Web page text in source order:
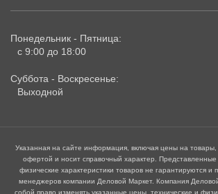
Понедельник - Пятница:
с 9:00 до 18:00
Суббота - Воскресенье:
Выходной
Указанная на сайте информация, включая цены на товары,
офертой и носит справочный характер. Представленные
физические характеристики товаров не гарантируются и
менеджеров компании Деловой Маркет. Компания
собой право изменять указанные цены, технические и